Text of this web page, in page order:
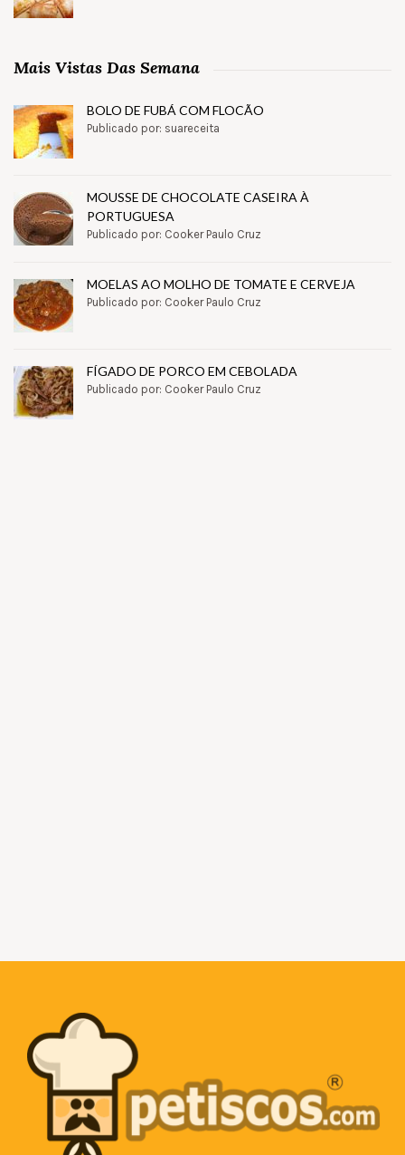
Mais Vistas Das Semana
BOLO DE FUBÁ COM FLOCÃO
Publicado por: suareceita
MOUSSE DE CHOCOLATE CASEIRA À
PORTUGUESA
Publicado por: Cooker Paulo Cruz
MOELAS AO MOLHO DE TOMATE E CERVEJA
Publicado por: Cooker Paulo Cruz
FÍGADO DE PORCO EM CEBOLADA
Publicado por: Cooker Paulo Cruz